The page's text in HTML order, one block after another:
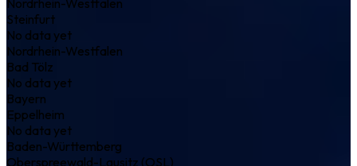
Steinfurt
No data yet
Nordrhein-Westfalen
Bad Tölz
No data yet
Bayern
Eppelheim
No data yet
Baden-Württemberg
Oberspreewald-Lausitz (OSL)